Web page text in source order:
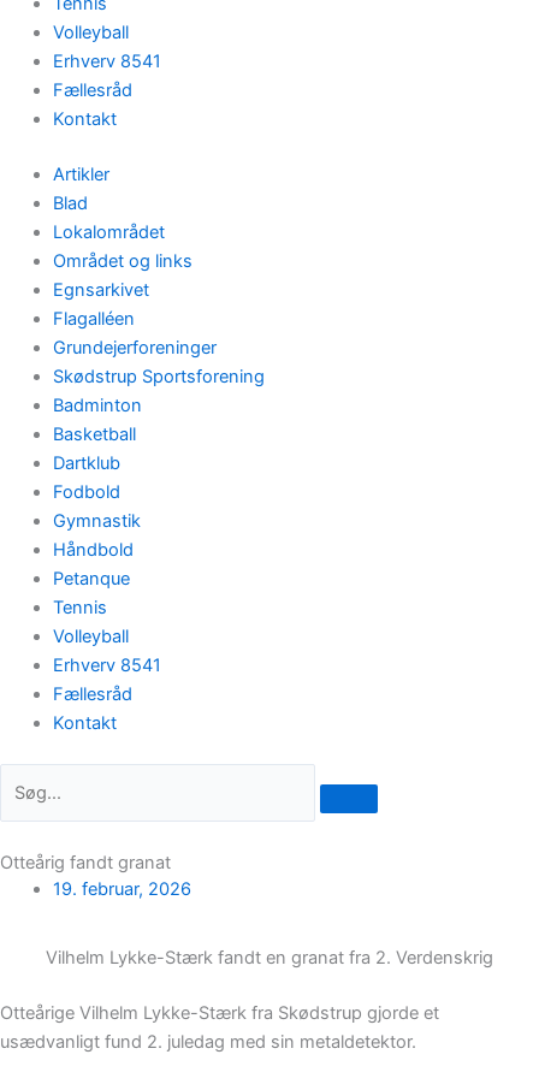
Volleyball
Erhverv 8541
Fællesråd
Kontakt
Artikler
Blad
Lokalområdet
Området og links
Egnsarkivet
Flagalléen
Grundejerforeninger
Skødstrup Sportsforening
Badminton
Basketball
Dartklub
Fodbold
Gymnastik
Håndbold
Petanque
Tennis
Volleyball
Erhverv 8541
Fællesråd
Kontakt
Otteårig fandt granat
19. februar, 2026
Vilhelm Lykke-Stærk fandt en granat fra 2. Verdenskrig
Otteårige Vilhelm Lykke-Stærk fra Skødstrup gjorde et
usædvanligt fund 2. juledag med sin metaldetektor.